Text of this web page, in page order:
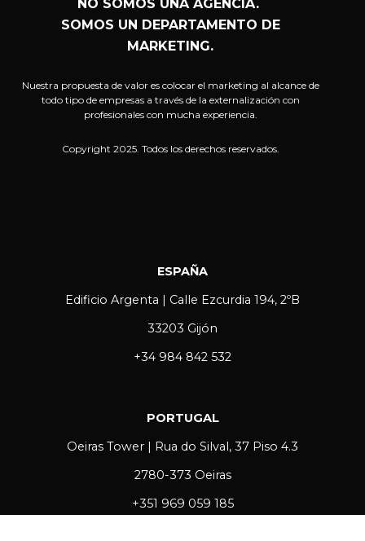
NO SOMOS UNA AGENCIA.
SOMOS UN DEPARTAMENTO DE
MARKETING.
Nuestra propuesta de valor es colocar el marketing al alcance de
todo tipo de empresas a través de la externalización con
profesionales con mucha experiencia.
Copyright 2025. Todos los derechos reservados.
ESPAÑA
Edificio Argenta | Calle Ezcurdia 194, 2ºB
33203 Gijón
+34 984 842 532
PORTUGAL
Oeiras Tower | Rua do Silval, 37 Piso 4.3
2780-373 Oeiras
+351 969 059 185